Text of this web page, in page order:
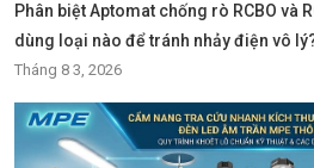
Phân biệt Aptomat chống rò RCBO và
dùng loại nào để tránh nhảy điện vô
Tháng 8 3, 2026